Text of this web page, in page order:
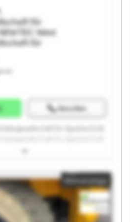
für
West
für
Anrufen
für Agrartechnik
für Agrartechnik
für Agrartechnik
für Agrartechnik
für Agrartechnik
für Agrartechnik
für Agrartechnik
Kleinanzeige